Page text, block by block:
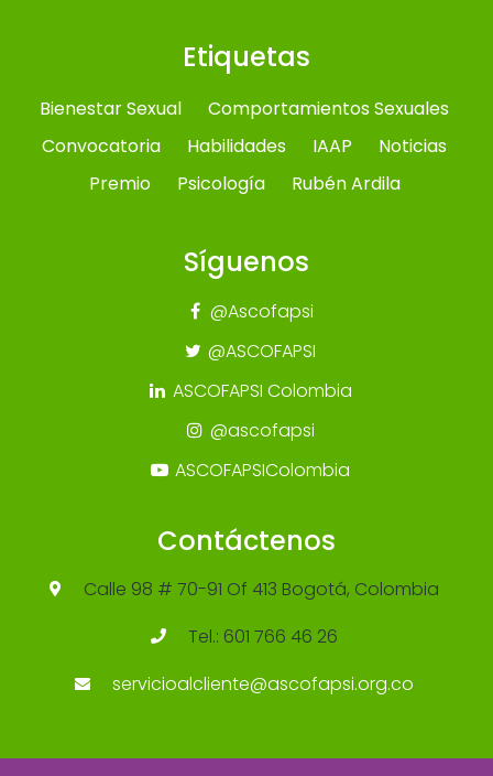
Etiquetas
Bienestar Sexual
Comportamientos Sexuales
Convocatoria
Habilidades IAAP
Noticias
Premio
Psicología Rubén Ardila
Síguenos
@Ascofapsi
@ASCOFAPSI
ASCOFAPSI Colombia
@ascofapsi
ASCOFAPSIColombia
Contáctenos
Calle 98 # 70-91 Of 413 Bogotá, Colombia
Tel.: 601 766 46 26
servicioalcliente@ascofapsi.org.co